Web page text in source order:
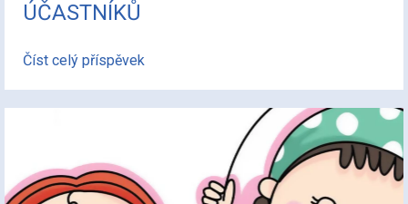
ÚČASTNÍKŮ
Číst celý příspěvek